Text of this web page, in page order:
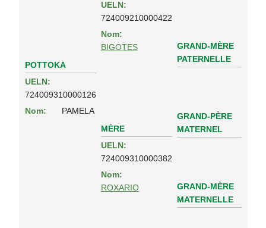
POTTOKA
UELN:
724009310000126
Nom:
PAMELA
UELN:
724009210000422
Nom:
BIGOTES
GRAND-MÈRE
PATERNELLE
MÈRE
UELN:
724009310000382
Nom:
ROXARIO
GRAND-PÈRE
MATERNEL
GRAND-MÈRE
MATERNELLE